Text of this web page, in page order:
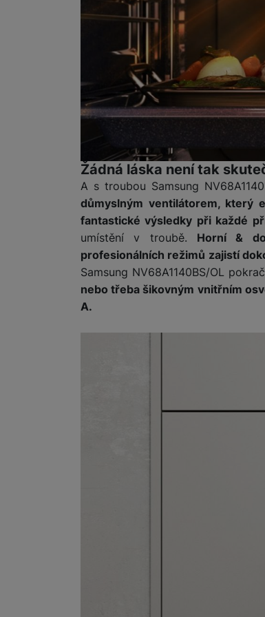
Marketingové
na našich
Žádná láska není tak
A s troubou Samsung
důmyslným ventilátorem, který
fantastické výsledky při každé
umístění v troubě. Horní &
profesionálních režimů zajistí
Samsung NV68A1140BS/OL
nebo třeba šikovným vnitřním
A.